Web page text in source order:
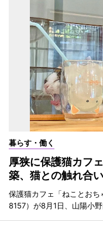
暮らす・働く
厚狭に保護猫カフ
築、猫との触れ合
保護猫カフェ「ねことお
8157）が8月1日、山陽小